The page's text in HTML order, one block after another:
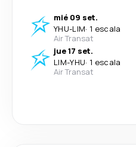
mié 09 set.
YHU-LIM· 1 escala
Air Transat
jue 17 set.
LIM-YHU· 1 escala
Air Transat